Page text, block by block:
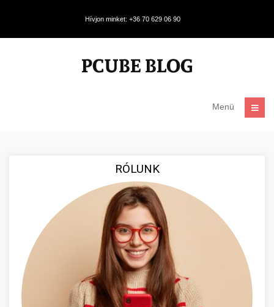
Hívjon minket: +36 70 629 06 90
Menü
RÓLUNK